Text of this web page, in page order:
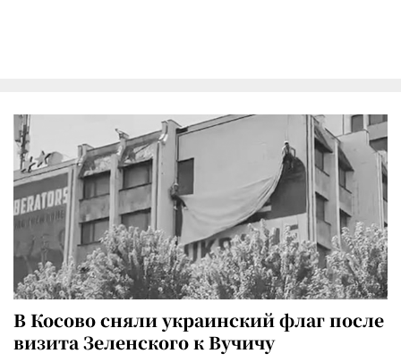
В Косово сняли украинский флаг после
визита Зеленского к Вучичу